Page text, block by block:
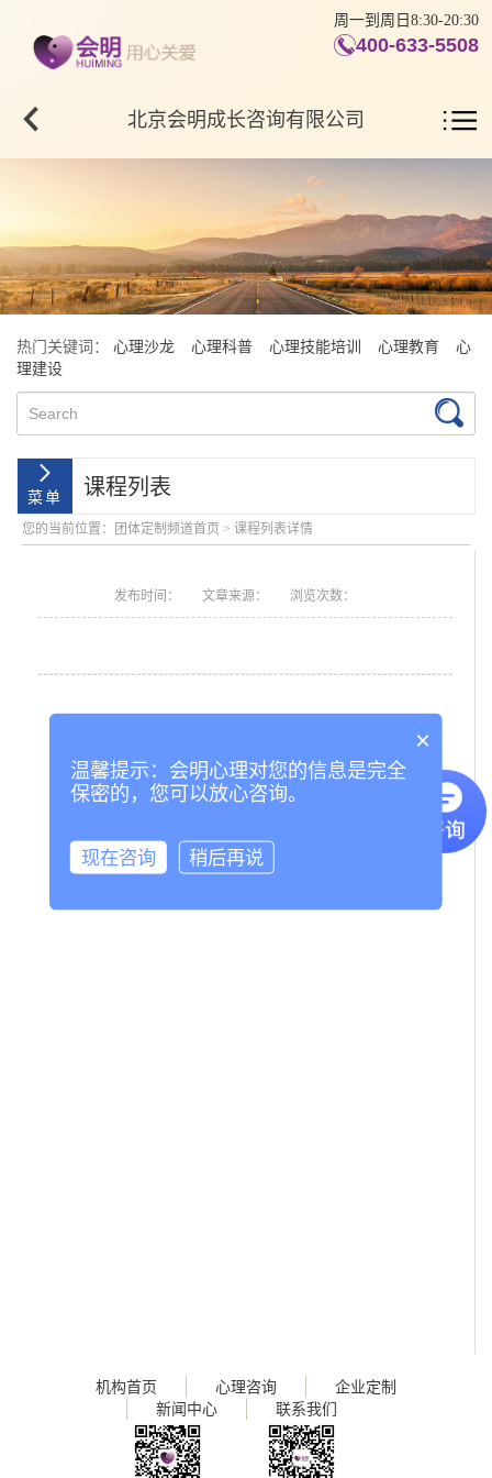
周一到周日8:30-20:30
400-633-5508
北京会明成长咨询有限公司
热门关键词： 心理沙龙 心理科普 心理技能培训 心理教育
心
理建设
课程列表
您的当前位置： 团体定制频道首页 > 课程列表详情
发布时间： 文章来源： 浏览次数：
机构首页 心理咨询
企业定制
新闻中心
联系我们
×
温馨提示：会明心理对您的信息是完全
保密的，您可以放心咨询。
现在咨询 稍后再说